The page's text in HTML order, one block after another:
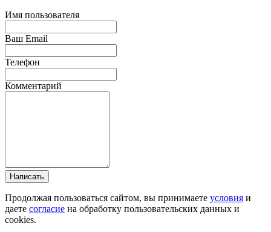
Имя пользователя
Ваш Email
Телефон
Комментарий
Написать
Продолжая пользоваться сайтом, вы принимаете условия и
даете согласие на обработку пользовательских данных и
cookies.